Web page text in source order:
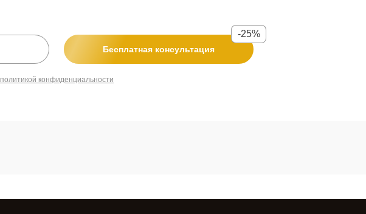
Бесплатная консультация
-25%
политикой конфиденциальности